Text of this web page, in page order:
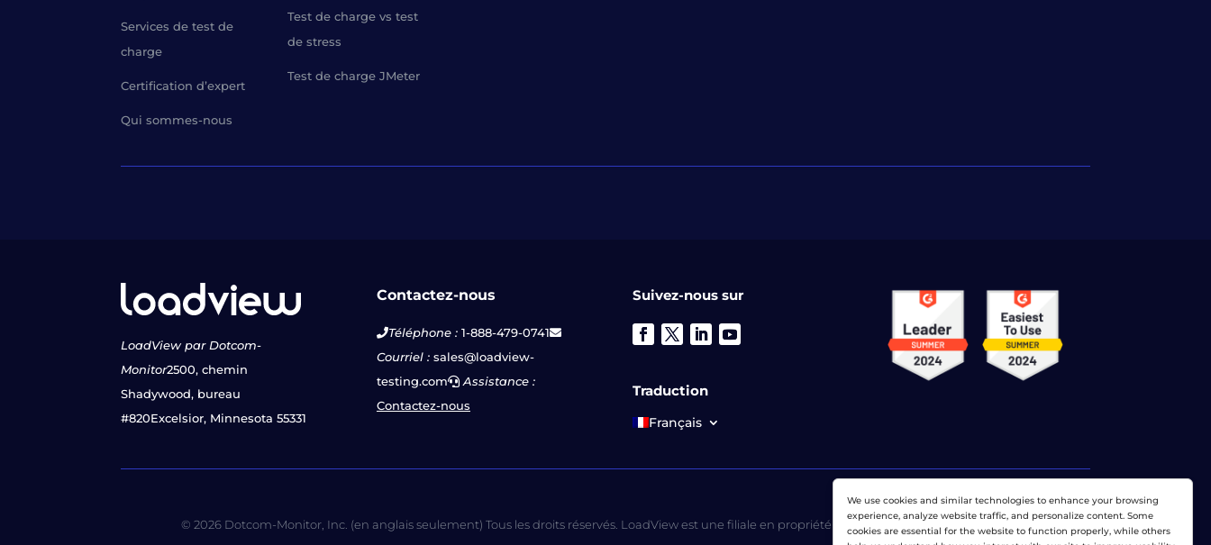
Services de test de
charge
Certification d’expert
Qui sommes-nous
Test de charge vs test
de stress
Test de charge JMeter
LoadView par Dotcom-
Monitor2500, chemin
Shadywood, bureau
#820Excelsior, Minnesota 55331
Contactez-nous
Téléphone :1-888-479-0741
Courriel :sales@loadview-
testing.com
Assistance :
Contactez-nous
Suivez-nous sur
Traduction
Français
© 2026 Dotcom-Monitor, Inc. (en anglais seulement) Tous les droits réservés. LoadView est une filiale en propriété exclusive de Dotcom-Monitor, Inc .
We use cookies and similar technologies to enhance your browsing
experience, analyze website traffic, and personalize content. Some
cookies are essential for the website to function properly, while others